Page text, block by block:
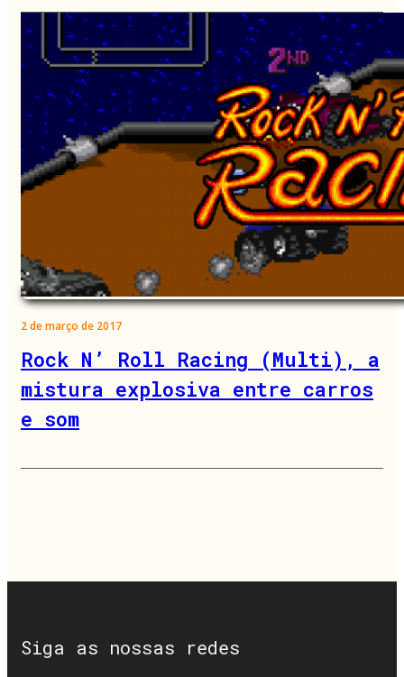
2 de março de 2017
Rock N’ Roll Racing (Multi), a
mistura explosiva entre carros
e som
Siga as nossas redes